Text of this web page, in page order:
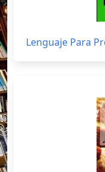
Lenguaje Para